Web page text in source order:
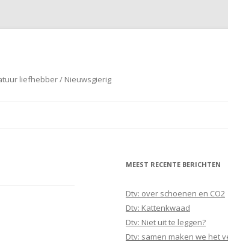
liefhebber / Nieuwsgierig
MEEST RECENTE BERICHTEN
Dtv: over schoenen en CO2
Dtv: Kattenkwaad
Dtv: Niet uit te leggen?
Dtv: samen maken we het